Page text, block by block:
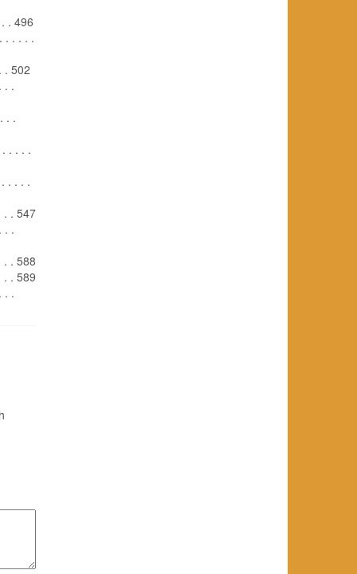
. 496
. . . . .
. 502
. .
. .
. . . .
. . . .
. . 547
. .
. . 588
. . 589
. .